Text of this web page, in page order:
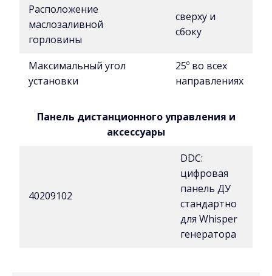
Расположение
маслозаливной
горловины
сверху и
сбоку
Максимальный угол
установки
25º во всех
направлениях
Панель дистанционного управления и
аксессуары
40209102
DDC:
цифровая
панель ДУ
стандартно
для Whisper
генератора